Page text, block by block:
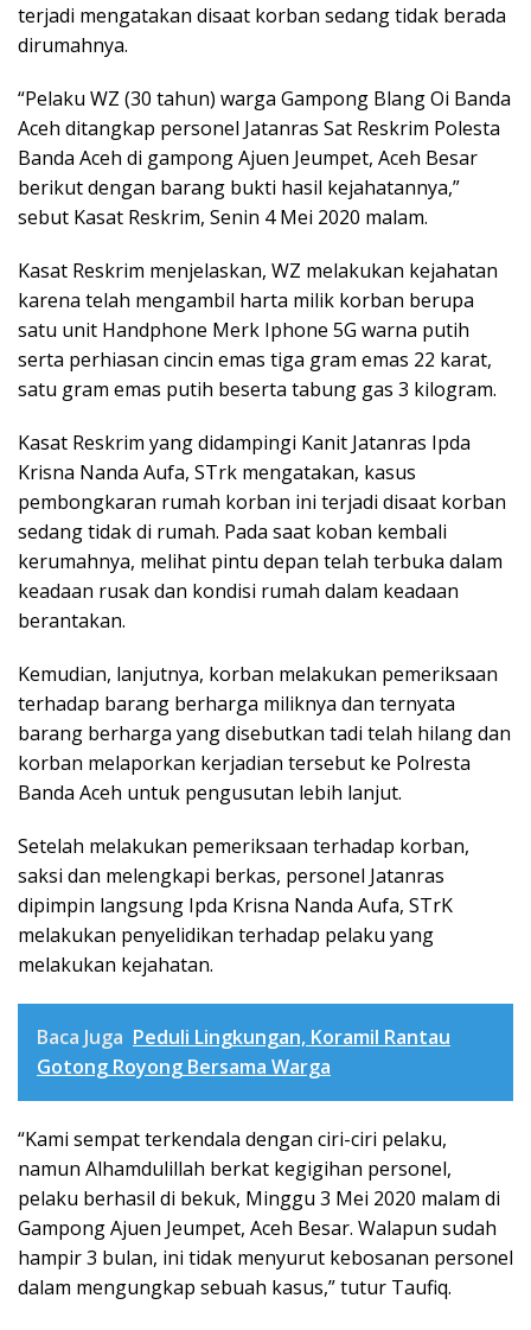
terjadi mengatakan disaat korban sedang tidak berada
dirumahnya.
“Pelaku WZ (30 tahun) warga Gampong Blang Oi Banda
Aceh ditangkap personel Jatanras Sat Reskrim Polesta
Banda Aceh di gampong Ajuen Jeumpet, Aceh Besar
berikut dengan barang bukti hasil kejahatannya,”
sebut Kasat Reskrim, Senin 4 Mei 2020 malam.
Kasat Reskrim menjelaskan, WZ melakukan kejahatan
karena telah mengambil harta milik korban berupa
satu unit Handphone Merk Iphone 5G warna putih
serta perhiasan cincin emas tiga gram emas 22 karat,
satu gram emas putih beserta tabung gas 3 kilogram.
Kasat Reskrim yang didampingi Kanit Jatanras Ipda
Krisna Nanda Aufa, STrk mengatakan, kasus
pembongkaran rumah korban ini terjadi disaat korban
sedang tidak di rumah. Pada saat koban kembali
kerumahnya, melihat pintu depan telah terbuka dalam
keadaan rusak dan kondisi rumah dalam keadaan
berantakan.
Kemudian, lanjutnya, korban melakukan pemeriksaan
terhadap barang berharga miliknya dan ternyata
barang berharga yang disebutkan tadi telah hilang dan
korban melaporkan kerjadian tersebut ke Polresta
Banda Aceh untuk pengusutan lebih lanjut.
Setelah melakukan pemeriksaan terhadap korban,
saksi dan melengkapi berkas, personel Jatanras
dipimpin langsung Ipda Krisna Nanda Aufa, STrK
melakukan penyelidikan terhadap pelaku yang
melakukan kejahatan.
Baca Juga Peduli Lingkungan, Koramil Rantau
Gotong Royong Bersama Warga
“Kami sempat terkendala dengan ciri-ciri pelaku,
namun Alhamdulillah berkat kegigihan personel,
pelaku berhasil di bekuk, Minggu 3 Mei 2020 malam di
Gampong Ajuen Jeumpet, Aceh Besar. Walapun sudah
hampir 3 bulan, ini tidak menyurut kebosanan personel
dalam mengungkap sebuah kasus,” tutur Taufiq.